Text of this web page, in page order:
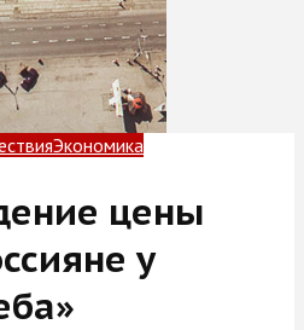
Экономика
цены
у